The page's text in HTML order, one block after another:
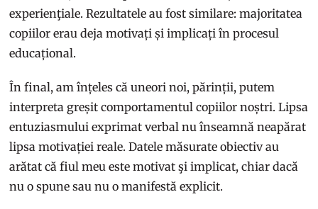
experienţiale. Rezultatele au fost similare: majoritatea
copiilor erau deja motivați și implicați în procesul
educațional.
În final, am înțeles că uneori noi, părinții, putem
interpreta greșit comportamentul copiilor noștri. Lipsa
entuziasmului exprimat verbal nu înseamnă neapărat
lipsa motivației reale. Datele măsurate obiectiv au
arătat că fiul meu este motivat şi implicat, chiar dacă
nu o spune sau nu o manifestă explicit.